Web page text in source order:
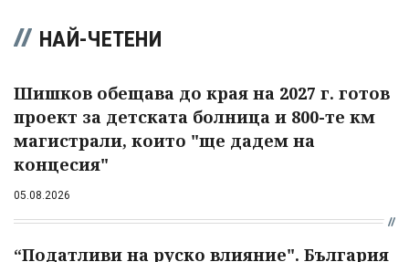
НАЙ-ЧЕТЕНИ
Шишков обещава до края на 2027 г. готов
проект за детската болница и 800-те км
магистрали, които "ще дадем на
концесия"
05.08.2026
“Податливи на руско влияние". България